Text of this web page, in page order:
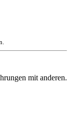
mit anderen.